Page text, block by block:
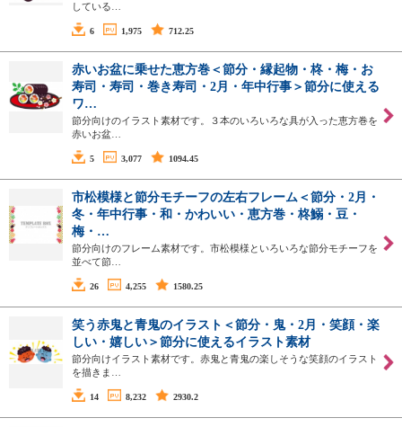
している…
6 1,975 712.25
赤いお盆に乗せた恵方巻＜節分・縁起物・柊・梅・お
寿司・寿司・巻き寿司・2月・年中行事＞節分に使える
ワ…
節分向けのイラスト素材です。３本のいろいろな具が入った恵方巻を
赤いお盆…
5 3,077 1094.45
市松模様と節分モチーフの左右フレーム＜節分・2月・
冬・年中行事・和・かわいい・恵方巻・柊鰯・豆・
梅・…
節分向けのフレーム素材です。市松模様といろいろな節分モチーフを
並べて節…
26 4,255 1580.25
笑う赤鬼と青鬼のイラスト＜節分・鬼・2月・笑顔・楽
しい・嬉しい＞節分に使えるイラスト素材
節分向けイラスト素材です。赤鬼と青鬼の楽しそうな笑顔のイラスト
を描きま…
14 8,232 2930.2